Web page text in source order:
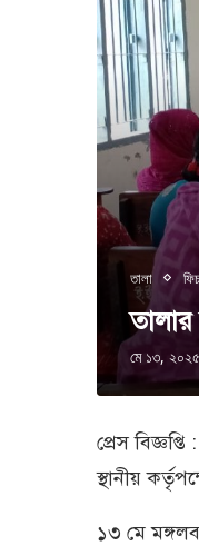
তালা
মে ১৩, ২০২৫
প্রেস
স্থানীয়
১৩ মে